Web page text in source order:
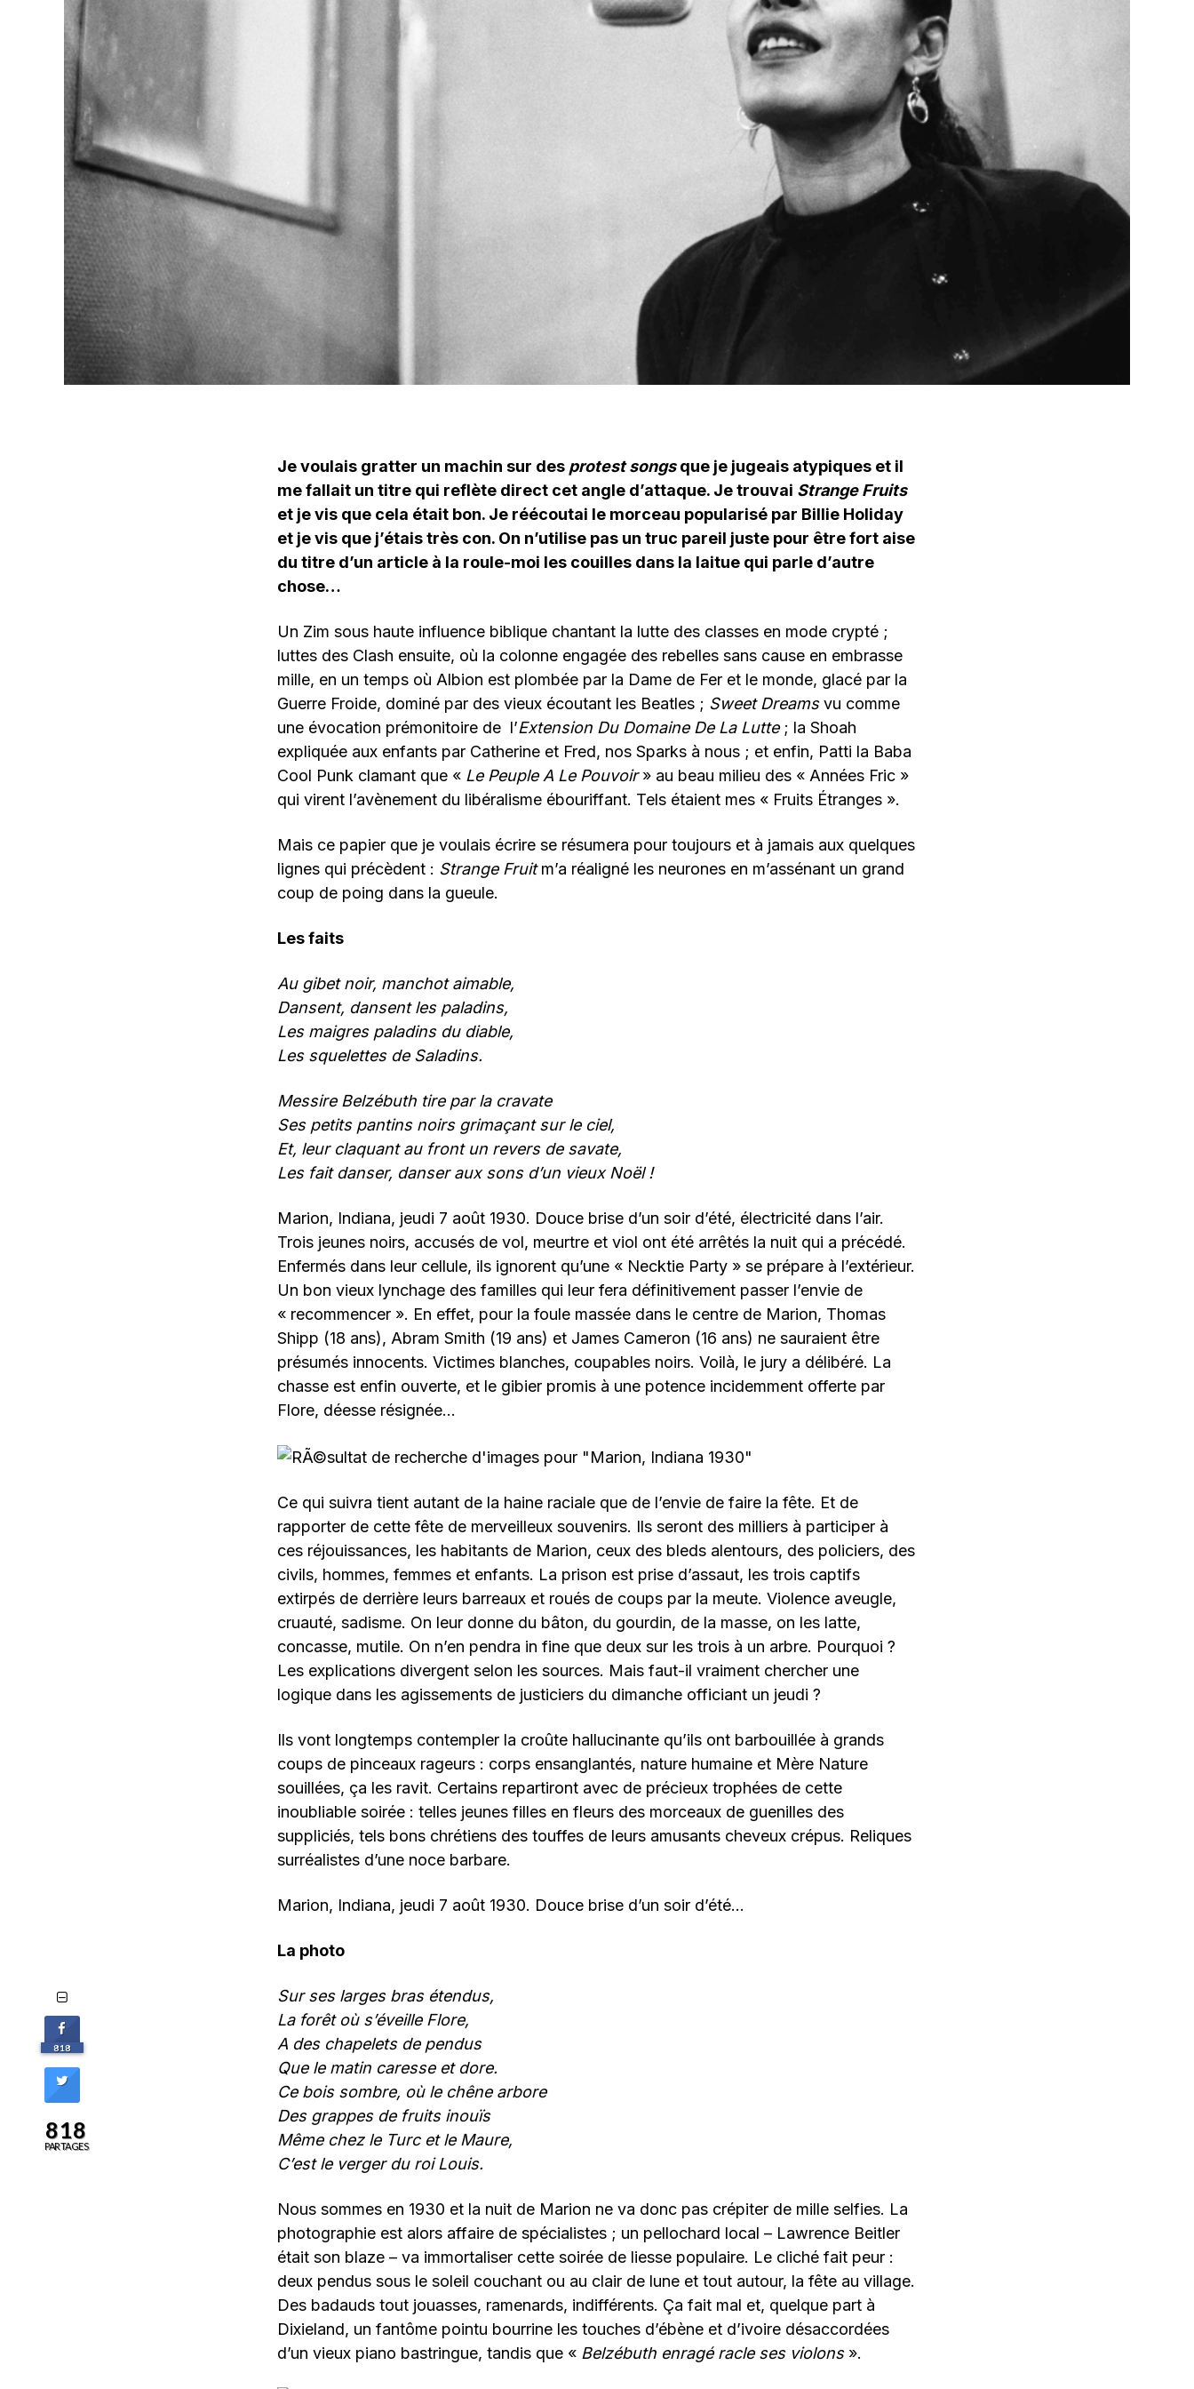
Je voulais gratter un machin sur des protest songsque je jugeais atypiques et il
me fallait un titre qui reflète direct cet angle d’attaque. Je trouvai Strange Fruits
et je vis que cela était bon. Je réécoutai le morceau popularisé par Billie Holiday
et je vis que j’étais très con. On n’utilise pas un truc pareil juste pour être fort aise
du titre d’un article à la roule-moi les couilles dans la laitue qui parle d’autre
chose…
Un Zim sous haute influence biblique chantant la lutte des classes en mode crypté ;
luttes des Clash ensuite, où la colonne engagée des rebelles sans cause en embrasse
mille, en un temps où Albion est plombée par la Dame de Fer et le monde, glacé par la
Guerre Froide, dominé par des vieux écoutant les Beatles ; Sweet Dreamsvu comme
une évocation prémonitoire de l’Extension Du Domaine De La Lutte; la Shoah
expliquée aux enfants par Catherine et Fred, nos Sparks à nous ; et enfin, Patti la Baba
Cool Punk clamant que « Le Peuple A Le Pouvoir» au beau milieu des « Années Fric »
qui virent l’avènement du libéralisme ébouriffant. Tels étaient mes « Fruits Étranges ».
Mais ce papier que je voulais écrire se résumera pour toujours et à jamais aux quelques
lignes qui précèdent : Strange Fruitm’a réaligné les neurones en m’assénant un grand
coup de poing dans la gueule.
Les faits
Au gibet noir, manchot aimable,
Dansent, dansent les paladins,
Les maigres paladins du diable,
Les squelettes de Saladins.
Messire Belzébuth tire par la cravate
Ses petits pantins noirs grimaçant sur le ciel,
Et, leur claquant au front un revers de savate,
Les fait danser, danser aux sons d’un vieux Noël !
Marion, Indiana, jeudi 7 août 1930. Douce brise d’un soir d’été, électricité dans l’air.
Trois jeunes noirs, accusés de vol, meurtre et viol ont été arrêtés la nuit qui a précédé.
Enfermés dans leur cellule, ils ignorent qu’une « Necktie Party » se prépare à l’extérieur.
Un bon vieux lynchage des familles qui leur fera définitivement passer l’envie de
« recommencer ». En effet, pour la foule massée dans le centre de Marion, Thomas
Shipp (18 ans), Abram Smith (19 ans) et James Cameron (16 ans) ne sauraient être
présumés innocents. Victimes blanches, coupables noirs. Voilà, le jury a délibéré. La
chasse est enfin ouverte, et le gibier promis à une potence incidemment offerte par
Flore, déesse résignée…
Ce qui suivra tient autant de la haine raciale que de l’envie de faire la fête. Et de
rapporter de cette fête de merveilleux souvenirs. Ils seront des milliers à participer à
ces réjouissances, les habitants de Marion, ceux des bleds alentours, des policiers, des
civils, hommes, femmes et enfants. La prison est prise d’assaut, les trois captifs
extirpés de derrière leurs barreaux et roués de coups par la meute. Violence aveugle,
cruauté, sadisme. On leur donne du bâton, du gourdin, de la masse, on les latte,
concasse, mutile. On n’en pendra in fine que deux sur les trois à un arbre. Pourquoi ?
Les explications divergent selon les sources. Mais faut-il vraiment chercher une
logique dans les agissements de justiciers du dimanche officiant un jeudi ?
Ils vont longtemps contempler la croûte hallucinante qu’ils ont barbouillée à grands
coups de pinceaux rageurs : corps ensanglantés, nature humaine et Mère Nature
souillées, ça les ravit. Certains repartiront avec de précieux trophées de cette
inoubliable soirée : telles jeunes filles en fleurs des morceaux de guenilles des
suppliciés, tels bons chrétiens des touffes de leurs amusants cheveux crépus. Reliques
surréalistes d’une noce barbare.
Marion, Indiana, jeudi 7 août 1930. Douce brise d’un soir d’été…
La photo
Sur ses larges bras étendus,
La forêt où s’éveille Flore,
A des chapelets de pendus
Que le matin caresse et dore.
Ce bois sombre, où le chêne arbore
Des grappes de fruits inouïs
Même chez le Turc et le Maure,
C’est le verger du roi Louis.
Nous sommes en 1930 et la nuit de Marion ne va donc pas crépiter de mille selfies. La
photographie est alors affaire de spécialistes ; un pellochard local – Lawrence Beitler
était son blaze – va immortaliser cette soirée de liesse populaire. Le cliché fait peur :
deux pendus sous le soleil couchant ou au clair de lune et tout autour, la fête au village.
Des badauds tout jouasses, ramenards, indifférents. Ça fait mal et, quelque part à
Dixieland, un fantôme pointu bourrine les touches d’ébène et d’ivoire désaccordées
d’un vieux piano bastringue, tandis que « Belzébuth enragé racle ses violons».
818
818
PARTAGES